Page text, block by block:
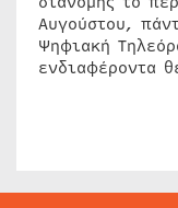
Αυγούστου,
Ψηφιακή
ενδιαφέροντα